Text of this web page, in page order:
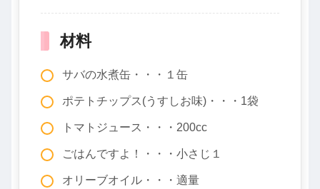
材料
サバの水煮缶・・・１缶
ポテトチップス(うすしお味)・・・1袋
トマトジュース・・・200cc
ごはんですよ！・・・小さじ１
オリーブオイル・・・適量